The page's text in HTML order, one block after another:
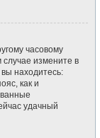
часовому
случае измените в
находитесь:
как и
удачный